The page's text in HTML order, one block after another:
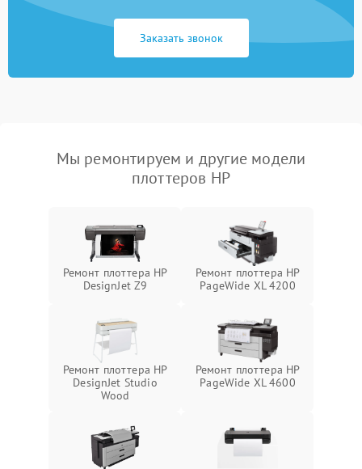
Заказать звонок
Мы ремонтируем и другие модели
плоттеров HP
Ремонт плоттера HP
DesignJet Z9
Ремонт плоттера HP
PageWide XL 4200
Ремонт плоттера HP
DesignJet Studio
Wood
Ремонт плоттера HP
PageWide XL 4600